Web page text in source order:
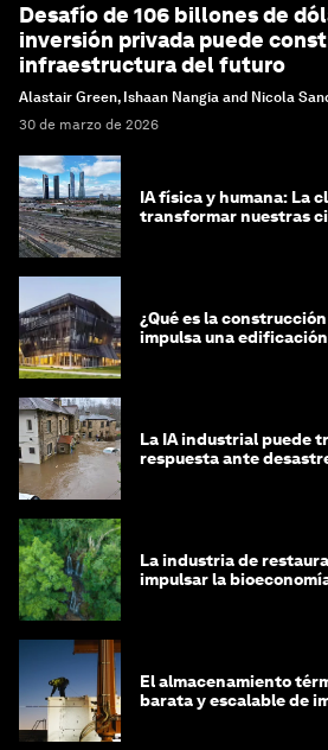
Desafío de 106 billones de
inversión privada puede
infraestructura del futuro
Alastair Green, Ishaan Nangia and Nicola
30 de marzo de 2026
IA física y humana: La
transformar nuestras
¿Qué es la
impulsa una
La IA industrial puede
respuesta ante
La industria de
impulsar la
El almacenamiento
barata y escalable de